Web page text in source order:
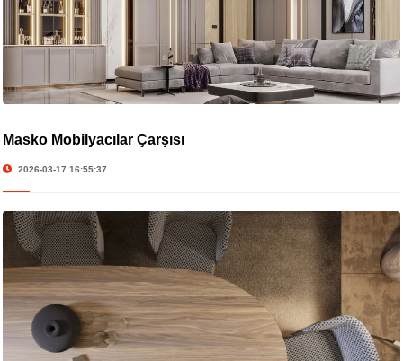
Masko Mobilyacılar Çarşısı
2026-03-17 16:55:37